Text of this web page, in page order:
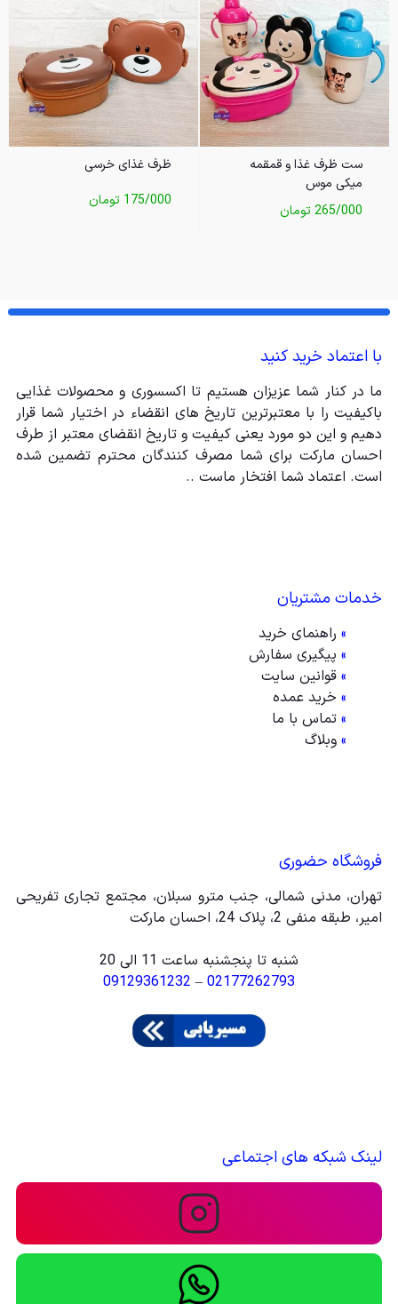
ست ظرف غذا و قمقمه
میکی موس
265/000تومان
ظرف غذای خرسی
175/000 تومان
با اعتماد خرید کنید
ما در کنار شما عزیزان هستیم تا اکسسوری و محصولات غذایی
باکیفیت را با معتبرترین تاریخ های انقضاء در اختیار شما قرار
دهیم و این دو مورد یعنی کیفیت و تاریخ انقضای معتبر از طرف
احسان مارکت برای شما مصرف کنندگان محترم تضمین شده
است. اعتماد شما افتخار ماست ..
خدمات مشتریان
» راهنمای خرید
» پیگیری سفارش
» قوانین سایت
» خرید عمده
» تماس با ما
» وبلاگ
فروشگاه حضوری
تهران، مدنی شمالی، جنب مترو سبلان، مجتمع تجاری تفریحی
امیر، طبقه منفی 2، پلاک 24، احسان مارکت
شنبه تا پنجشنبه ساعت 11 الی 20
02177262793
–
09129361232
لینک شبکه های اجتماعی